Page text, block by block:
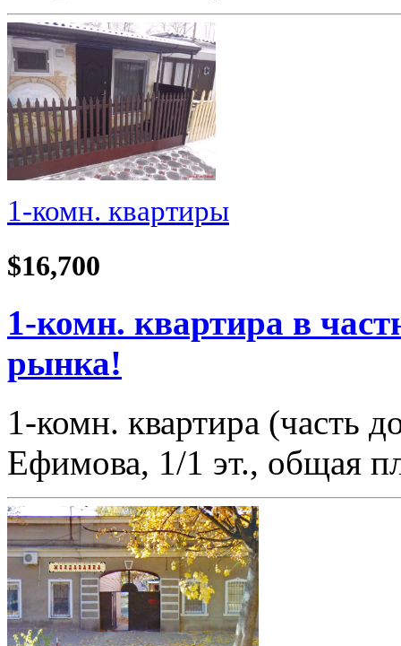
1-комн. квартиры
$16,700
1-комн. квартира в
рынка!
1-комн. квартира (часть
Ефимова, 1/1 эт., общая